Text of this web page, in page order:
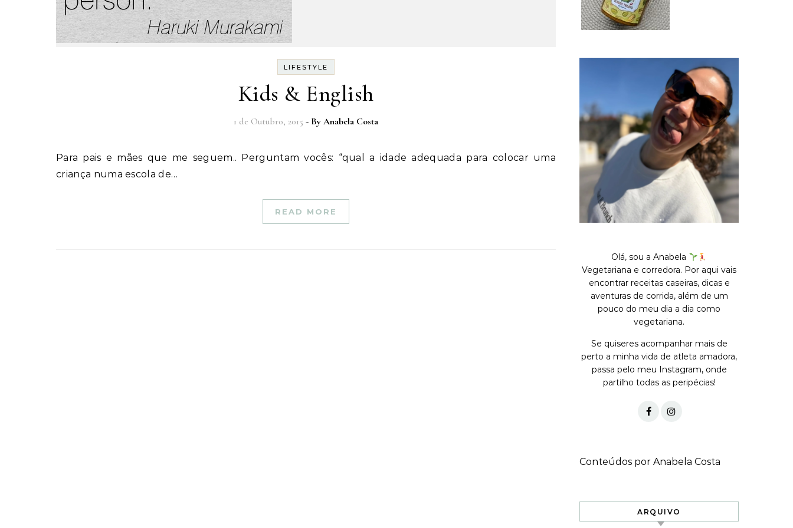
LIFESTYLE
Kids & English
1 de Outubro, 2015 - By Anabela Costa
Para pais e mães que me seguem.. Perguntam vocês: “qual a idade adequada para colocar uma
criança numa escola de…
READ MORE
Olá, sou a Anabela
Vegetariana e corredora. Por aqui vais
encontrar receitas caseiras, dicas e
aventuras de corrida, além de um
pouco do meu dia a dia como
vegetariana.
Se quiseres acompanhar mais de
perto a minha vida de atleta amadora,
passa pelo meu Instagram, onde
partilho todas as peripécias!
Conteúdos por Anabela Costa
ARQUIVO